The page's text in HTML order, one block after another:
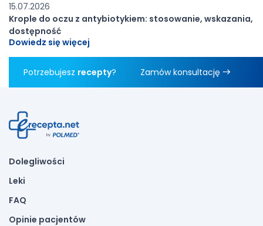
15.07.2026
Krople do oczu z antybiotykiem: stosowanie, wskazania,
dostępność
Dowiedz się więcej
Potrzebujesz recepty? Zamów konsultację
Dolegliwości
Leki
FAQ
Opinie pacjentów